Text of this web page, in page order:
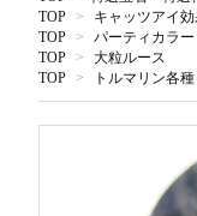
TOP
>
キャッツアイ
TOP
>
パーティカラ
TOP
>
大粒ルース
TOP
> トルマリン各種